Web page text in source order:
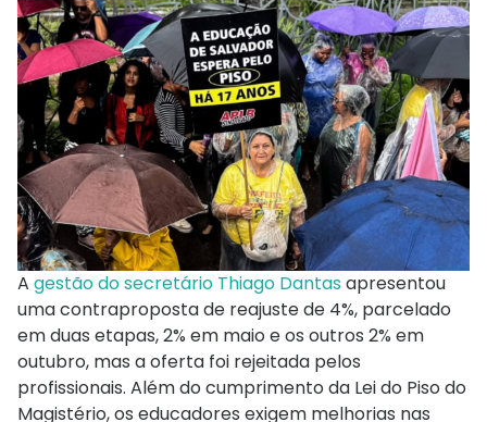
A gestão do secretário Thiago Dantasapresentou
uma contraproposta de reajuste de 4%, parcelado
em duas etapas, 2% em maio e os outros 2% em
outubro, mas a oferta foi rejeitada pelos
profissionais. Além do cumprimento da Lei do Piso do
Magistério, os educadores exigem melhorias nas